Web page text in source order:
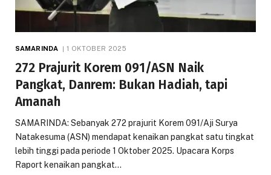
SAMARINDA 1 OKTOBER 2025
272 Prajurit Korem 091/ASN Naik
Pangkat, Danrem: Bukan Hadiah, tapi
Amanah
SAMARINDA: Sebanyak 272 prajurit Korem 091/Aji Surya
Natakesuma (ASN) mendapat kenaikan pangkat satu tingkat
lebih tinggi pada periode 1 Oktober 2025. Upacara Korps
Raport kenaikan pangkat…